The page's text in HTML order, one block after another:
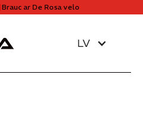
Brauc ar De Rosa velo
LV